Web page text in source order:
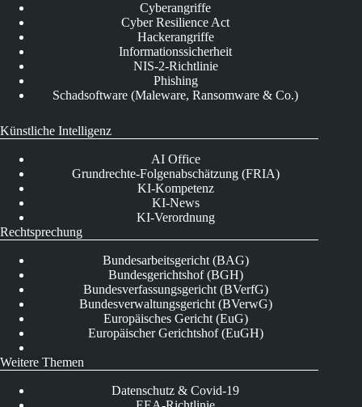
Cyberangriffe
Cyber Resilience Act
Hackerangriffe
Informationssicherheit
NIS-2-Richtlinie
Phishing
Schadsoftware (Maleware, Ransomware & Co.)
Künstliche Intelligenz
AI Office
Grundrechte-Folgenabschätzung (FRIA)
KI-Kompetenz
KI-News
KI-Verordnung
Rechtsprechung
Bundesarbeitsgericht (BAG)
Bundesgerichtshof (BGH)
Bundesverfassungsgericht (BVerfG)
Bundesverwaltungsgericht (BVerwG)
Europäisches Gericht (EuG)
Europäischer Gerichtshof (EuGH)
Weitere Themen
Datenschutz & Covid-19